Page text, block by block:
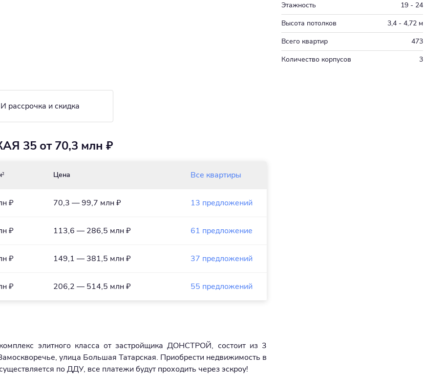
Этажность
19 - 24
Высота потолков
3,4 - 4,72 м
Всего квартир
473
Количество корпусов
3
И рассрочка и скидка
35 от 70,3 млн ₽
2 Цена Все квартиры
₽ 70,3 — 99,7 млн ₽ 13 предложений
₽ 113,6 — 286,5 млн ₽ 61 предложение
₽ 149,1 — 381,5 млн ₽ 37 предложений
₽ 206,2 — 514,5 млн ₽ 55 предложений
элитного класса от застройщика ДОНСТРОЙ, состоит из 3
улица Большая Татарская. Приобрести недвижимость в
по ДДУ, все платежи будут проходить через эскроу!